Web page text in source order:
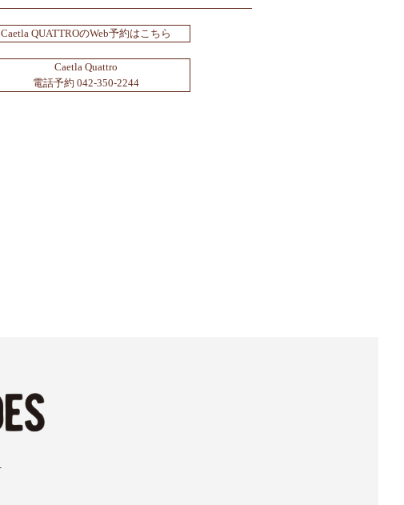
Caetla QUATTROのWeb予約はこちら
Caetla Quattro
電話予約 042-350-2244